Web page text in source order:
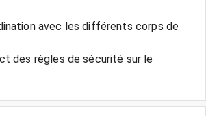
avec les différents corps de
des règles de sécurité sur le